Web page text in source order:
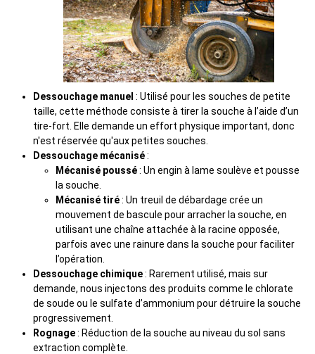
Dessouchage manuel : Utilisé pour les souches de petite
taille, cette méthode consiste à tirer la souche à l’aide d’un
tire-fort. Elle demande un effort physique important, donc
n'est réservée qu'aux petites souches.
Dessouchage mécanisé:
Mécanisé poussé: Un engin à lame soulève et pousse
la souche.
Mécanisé tiré: Un treuil de débardage crée un
mouvement de bascule pour arracher la souche, en
utilisant une chaîne attachée à la racine opposée,
parfois avec une rainure dans la souche pour faciliter
l’opération.
Dessouchage chimique: Rarement utilisé, mais sur
demande, nous injectons des produits comme le chlorate
de soude ou le sulfate d’ammonium pour détruire la souche
progressivement.
Rognage: Réduction de la souche au niveau du sol sans
extraction complète.